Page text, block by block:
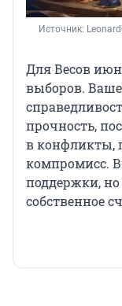
Источник:
Для Весов
выборов.
прочность,
в конфликты,
компромисс.
поддержки,
собственное